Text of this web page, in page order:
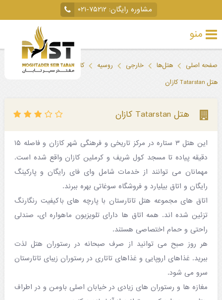
مشاوره رایگان: ۰۲۱-۷۵۲۱۲
منو
داخلی
لحظه
آخری
جاذبه‌های
گردشگری
صفحه اصلی هتل‌ها خارجی روسیه
کازان (تاتارستان)
هتل Tatarstan کازان
هتل Tatarstan کازان
این هتل ۳ ستاره در مرکز تاریخی و فرهنگی شهر کازان و فاصله ۱۵
دقیقه پیاده تا مسجد کول شریف و کرملین کازان واقع شده است.
مهمانان می توانند از خدمات شامل وای فای رایگان و پارکینگ
رایگان و اتاق بیلیارد و فروشگاه سوغاتی بهره ببرند.
اتاق های مجموعه هتل تاتارستان با پارچه های باکیفیت رنگارنگ
تزئین شده اند. همه اتاق ها دارای تلویزیون ماهواره ای، صندلی
راحتی و حمام اختصاصی هستند.
هر روز صبح می توانید از صرف صبحانه در رستوران هتل لذت
ببرید. غذاهای اروپایی و غذاهای تاتاری در رستوران زیبای تاتارستان
سرو می شود.
مغازه ها و رستوران های زیادی در خیابان اصلی باومن و در اطراف